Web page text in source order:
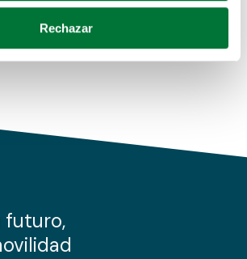
específicas (huellas
sobre cómo se procesan sus
el uso que haga del sitio web con
de redes sociales, publicidad y análisis
Rechazar
futuro,